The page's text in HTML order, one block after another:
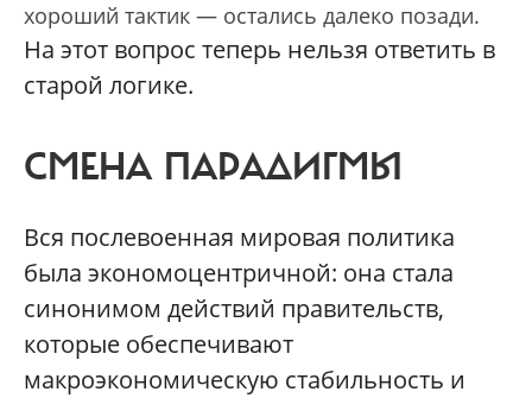
хороший тактик — остались далеко позади.
На этот вопрос теперь нельзя ответить в
старой логике.
СМЕНА ПАРАДИГМЫ
Вся послевоенная мировая политика
была экономоцентричной: она стала
синонимом действий правительств,
которые обеспечивают
макроэкономическую стабильность и